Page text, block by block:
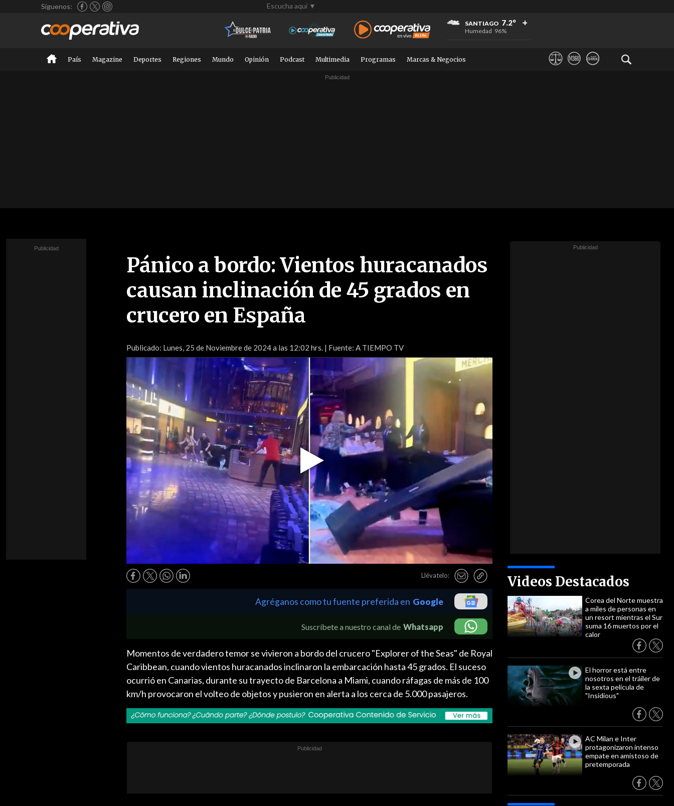
Síguenos: Escucha aquí ▼
SANTIAGO 7.2°
Humedad 96%
+
+
+
País Magazine Deportes Regiones Mundo Opinión Podcast Multimedia Programas Marcas & Negocios
Pánico a bordo: Vientos huracanados
causan inclinación de 45 grados en
crucero en España
Publicado: Lunes, 25 de Noviembre de 2024 a las 12:02 hrs. | Fuente: A TIEMPO TV
Play
Video
Llévatelo: Videos Destacados
Corea del Norte muestra
a miles de personas en
un resort mientras el Sur
suma 16 muertos por el
calor
El horror está entre
nosotros en el tráiler de
la sexta película de
"Insidious"
AC Milan e Inter
protagonizaron intenso
empate en amistoso de
pretemporada
Agréganos como tu fuente preferida en Google
Suscríbete a nuestro canal de Whatsapp
Momentos de verdadero temor se vivieron a bordo del crucero "Explorer of the Seas" de Royal
Caribbean, cuando vientos huracanados inclinaron la embarcación hasta 45 grados. El suceso
ocurrió en Canarias, durante su trayecto de Barcelona a Miami, cuando ráfagas de más de 100
km/h provocaron el volteo de objetos y pusieron en alerta a los cerca de 5.000 pasajeros.